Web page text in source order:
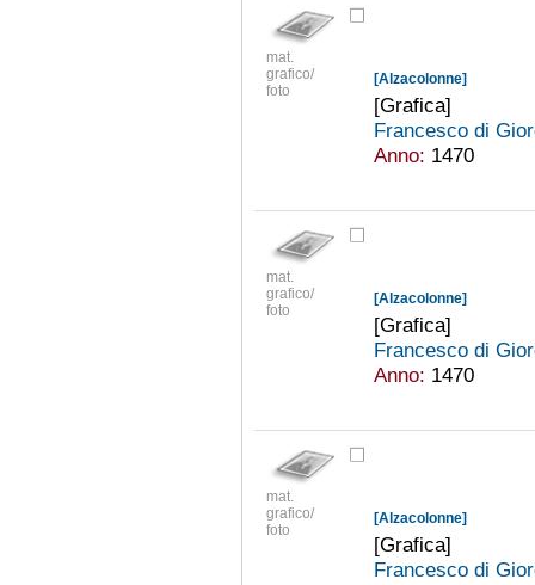
mat.
grafico/
foto
[Alzacolonne]
[Grafica]
Francesco di
Anno: 1470
mat.
grafico/
foto
[Alzacolonne]
[Grafica]
Francesco di
Anno: 1470
mat.
grafico/
foto
[Alzacolonne]
[Grafica]
Francesco di